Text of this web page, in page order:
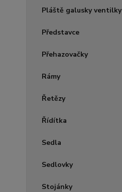
Pláště galusky ventilky
Představce
Přehazovačky
Rámy
Řetězy
Řídítka
Sedla
Sedlovky
Stojánky